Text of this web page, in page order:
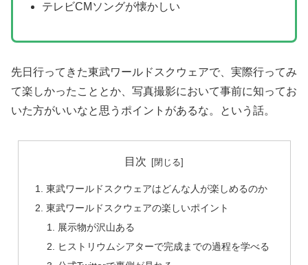
テレビCMソングが懐かしい
先日行ってきた東武ワールドスクウェアで、実際行ってみ
て楽しかったこととか、写真撮影において事前に知ってお
いた方がいいなと思うポイントがあるな。という話。
目次
東武ワールドスクウェアはどんな人が楽しめるのか
東武ワールドスクウェアの楽しいポイント
展示物が沢山ある
ヒストリウムシアターで完成までの過程を学べる